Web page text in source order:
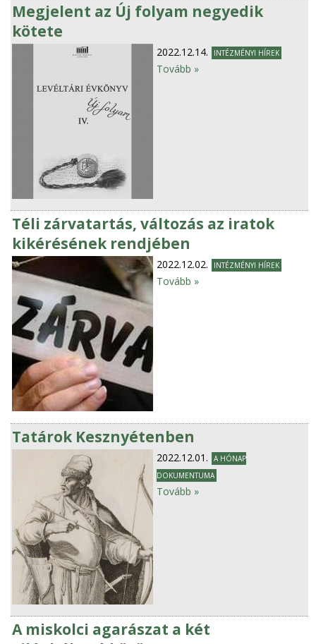
Megjelent az Új folyam negyedik
kötete
2022.12.14. INTÉZMÉNYI HÍREK
Tovább »
Téli zárvatartás, változás az iratok
kikérésének rendjében
2022.12.02. INTÉZMÉNYI HÍREK
Tovább »
Tatárok Kesznyétenben
2022.12.01.
A HÓNAP
DOKUMENTUMA
Tovább »
A miskolci agarászat a két